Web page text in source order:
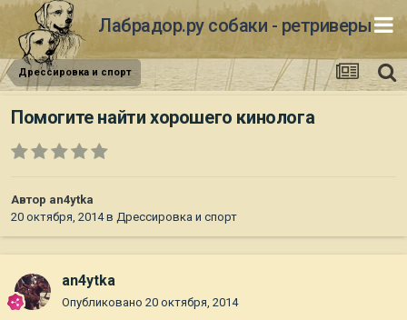
Лабрадор.ру собаки - ретриверы
Дрессировка и спорт
Помогите найти хорошего кинолога
Автор an4ytka
20 октября, 2014в Дрессировка и спорт
an4ytka
Опубликовано 20 октября, 2014